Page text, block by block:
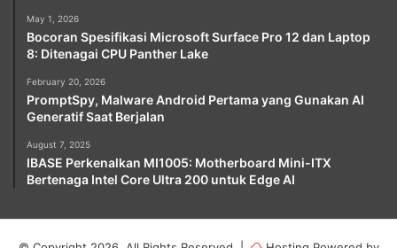
May 1, 2026
Bocoran Spesifikasi Microsoft Surface Pro 12 dan Laptop
8: Ditenagai CPU Panther Lake
February 20, 2026
PromptSpy, Malware Android Pertama yang Gunakan AI
Generatif Saat Berjalan
August 7, 2025
IBASE Perkenalkan MI1005: Motherboard Mini-ITX
Bertenaga Intel Core Ultra 200 untuk Edge AI